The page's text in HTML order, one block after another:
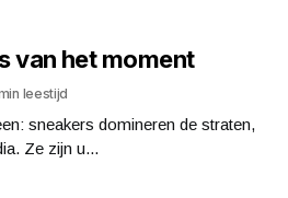
van het moment
leestijd
sneakers domineren de straten,
Ze zijn u...